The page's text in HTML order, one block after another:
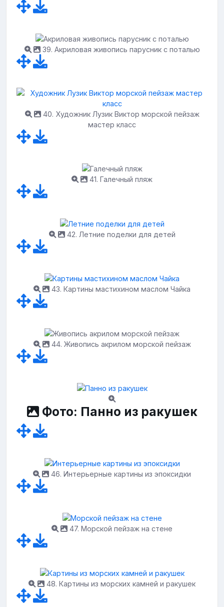
39. Акриловая живопись парусник с поталью
40. Художник Лузик Виктор морской пейзаж
мастер класс
41. Галечный пляж
42. Летние поделки для детей
43. Картины мастихином маслом Чайка
44. Живопись акрилом морской пейзаж
Фото: Панно из ракушек
46. Интерьерные картины из эпоксидки
47. Морской пейзаж на стене
48. Картины из морских камней и ракушек